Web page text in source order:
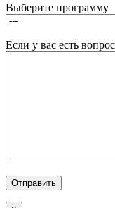
Выберите программу
Если у вас есть